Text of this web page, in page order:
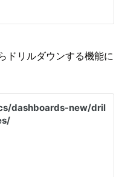
ドリルダウンする機能に